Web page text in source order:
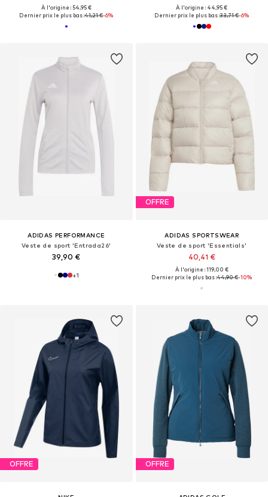
À l'origine : 54,95 €
Dernier prix le plus bas :41,21 €-6%
À l'origine : 44,95 €
Dernier prix le plus bas :33,71 €-6%
ADIDAS PERFORMANCE
Veste de sport 'Entrada26'
39,90 €
+1
OFFRE
ADIDAS SPORTSWEAR
Veste de sport 'Essentials'
40,41 €
À l'origine : 119,00 €
Dernier prix le plus bas :44,90 €-10%
OFFRE OFFRE